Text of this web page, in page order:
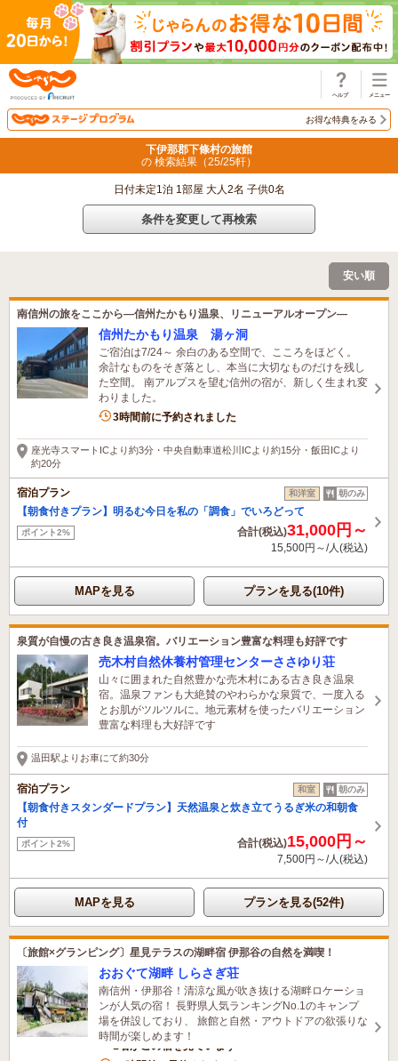
お得な特典をみる
下伊那郡下條村の旅館
の 検索結果（25/25軒）
日付未定1泊 1部屋 大人2名 子供0名
条件を変更して再検索
安い順
南信州の旅をここから―信州たかもり温泉、リニューアルオープン―
信州たかもり温泉 湯ヶ洞
ご宿泊は7/24～ 余白のある空間で、こころをほどく。
余計なものをそぎ落とし、本当に大切なものだけを残し
た空間。 南アルプスを望む信州の宿が、新しく生まれ変
わりました。
3時間前に予約されました
座光寺スマートICより約3分・中央自動車道松川ICより約15分・飯田ICより
約20分
宿泊プラン 和洋室 朝のみ
【朝食付きプラン】明るむ今日を私の「調食」でいろどって
ポイント2% 合計(税込)31,000円～
15,500円～/人(税込)
MAPを見る プランを見る(10件)
泉質が自慢の古き良き温泉宿。バリエーション豊富な料理も好評です
売木村自然休養村管理センターささゆり荘
山々に囲まれた自然豊かな売木村にある古き良き温泉
宿。温泉ファンも大絶賛のやわらかな泉質で、一度入る
とお肌がツルツルに。地元素材を使ったバリエーション
豊富な料理も大好評です
温田駅よりお車にて約30分
宿泊プラン 和室 朝のみ
【朝食付きスタンダードプラン】天然温泉と炊き立てうるぎ米の和朝食
付
ポイント2% 合計(税込)15,000円～
7,500円～/人(税込)
MAPを見る プランを見る(52件)
〔旅館×グランピング〕星見テラスの湖畔宿 伊那谷の自然を満喫！
おおぐて湖畔 しらさぎ荘
南信州・伊那谷！清涼な風が吹き抜ける湖畔ロケーショ
ンが人気の宿！ 長野県人気ランキングNo.1のキャンプ
場を併設しており、 旅館と自然・アウトドアの欲張りな
時間が楽しめます！
1名がこの宿を見ています